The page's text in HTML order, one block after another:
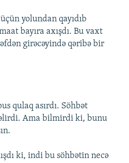
yolundan qayıdıb
bayıra axışdı. Bu vaxt
girəcəyində qəribə bir
qulaq asırdı. Söhbət
Ama bilmirdi ki, bunu
ki, indi bu söhbətin necə